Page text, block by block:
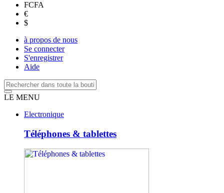
FCFA
€
$
à propos de nous
Se connecter
S'enregistrer
Aide
LE MENU
Electronique
Téléphones & tablettes